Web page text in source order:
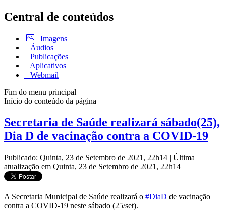
Central de conteúdos
Imagens
Áudios
Publicações
Aplicativos
Webmail
Fim do menu principal
Início do conteúdo da página
Secretaria de Saúde realizará sábado(25),
Dia D de vacinação contra a COVID-19
Publicado: Quinta, 23 de Setembro de 2021, 22h14 | Última
atualização em Quinta, 23 de Setembro de 2021, 22h14
A Secretaria Municipal de Saúde realizará o #DiaD de vacinação
contra a COVID-19 neste sábado (25/set).